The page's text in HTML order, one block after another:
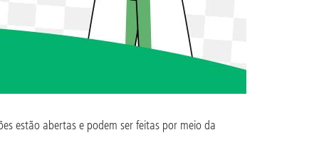
estão abertas e podem ser feitas por meio da